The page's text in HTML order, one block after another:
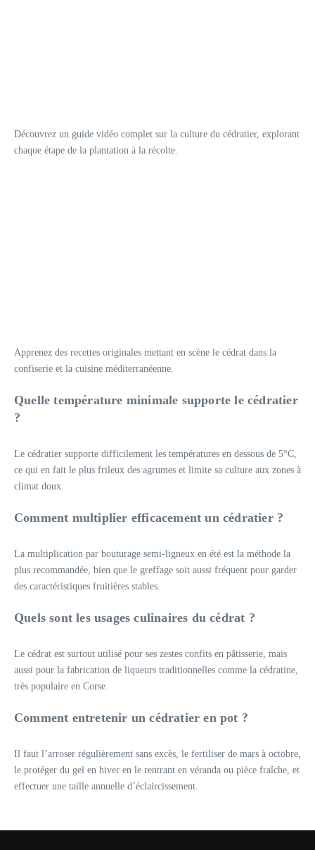
Découvrez un guide vidéo complet sur la culture du cédratier, explorant
chaque étape de la plantation à la récolte.
Apprenez des recettes originales mettant en scène le cédrat dans la
confiserie et la cuisine méditerranéenne.
Quelle température minimale supporte le cédratier
?
Le cédratier supporte difficilement les températures en dessous de 5°C,
ce qui en fait le plus frileux des agrumes et limite sa culture aux zones à
climat doux.
Comment multiplier efficacement un cédratier ?
La multiplication par bouturage semi-ligneux en été est la méthode la
plus recommandée, bien que le greffage soit aussi fréquent pour garder
des caractéristiques fruitières stables.
Quels sont les usages culinaires du cédrat ?
Le cédrat est surtout utilisé pour ses zestes confits en pâtisserie, mais
aussi pour la fabrication de liqueurs traditionnelles comme la cédratine,
très populaire en Corse.
Comment entretenir un cédratier en pot ?
Il faut l’arroser régulièrement sans excès, le fertiliser de mars à octobre,
le protéger du gel en hiver en le rentrant en véranda ou pièce fraîche, et
effectuer une taille annuelle d’éclaircissement.